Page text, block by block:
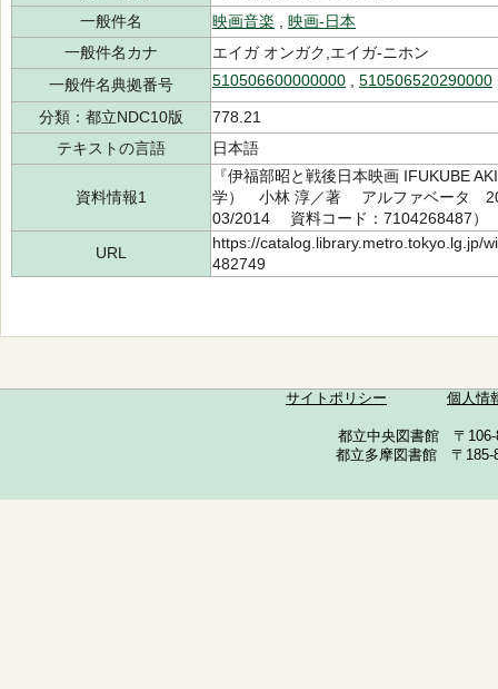
一般件名
映画音楽
映画-日本
一般件名カナ
エイガ オンガク,エイガ-ニホン
一般件名典拠番号
510506600000000 510506520290000
分類：都立NDC10版
778.21
テキストの言語
日本語
資料情報1
『伊福部昭と戦後日本映画 IFUKUBE
学） 小林 淳／著 アルファベータ
03/2014 資料コード：7104268487）
URL
https://catalog.library.metro.tokyo.lg.jp/
482749
サイトポリシー 個人情
都立中央図書館 〒
都立多摩図書館 〒185-